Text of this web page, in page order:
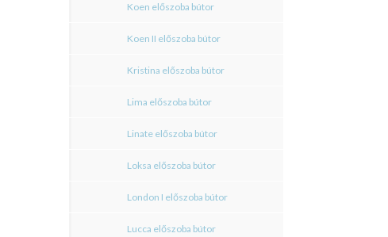
Koen előszoba bútor
Koen II előszoba bútor
Kristina előszoba bútor
Lima előszoba bútor
Linate előszoba bútor
Loksa előszoba bútor
London I előszoba bútor
Lucca előszoba bútor